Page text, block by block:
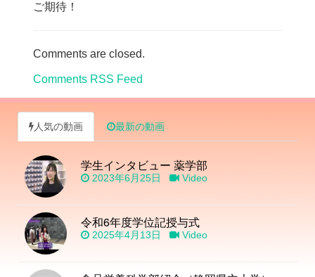
ご期待！
Comments are closed.
Comments RSS Feed
人気の動画 最新の動画
学生インタビュー 薬学部
2023年6月25日 Video
令和6年度学位記授与式
2025年4月13日 Video